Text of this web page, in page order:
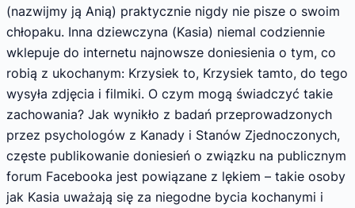
(nazwijmy ją Anią) praktycznie nigdy nie pisze o swoim
chłopaku. Inna dziewczyna (Kasia) niemal codziennie
wklepuje do internetu najnowsze doniesienia o tym, co
robią z ukochanym: Krzysiek to, Krzysiek tamto, do tego
wysyła zdjęcia i filmiki. O czym mogą świadczyć takie
zachowania? Jak wynikło z badań przeprowadzonych
przez psychologów z Kanady i Stanów Zjednoczonych,
częste publikowanie doniesień o związku na publicznym
forum Facebooka jest powiązane z lękiem – takie osoby
jak Kasia uważają się za niegodne bycia kochanymi i